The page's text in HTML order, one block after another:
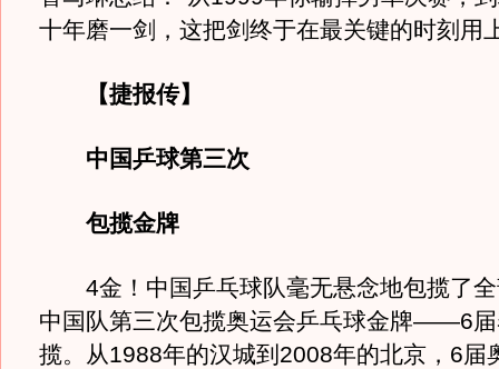
十年磨一剑，这把剑终于在最关键的时刻用
【捷报传】
中国乒球第三次
包揽金牌
4金！中国乒乓球队毫无悬念地包揽了全
中国队第三次包揽奥运会乒乓球金牌——6
揽。从1988年的汉城到2008年的北京，6届